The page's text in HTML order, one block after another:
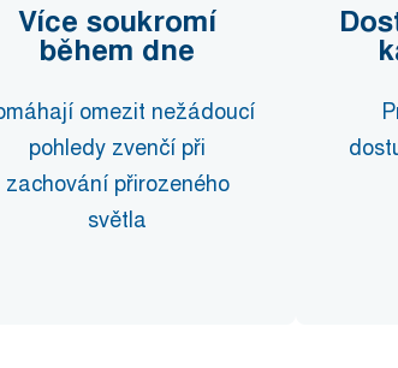
Více soukromí
během dne
omezit nežádoucí
pohledy zvenčí při
zachování přirozeného
světla